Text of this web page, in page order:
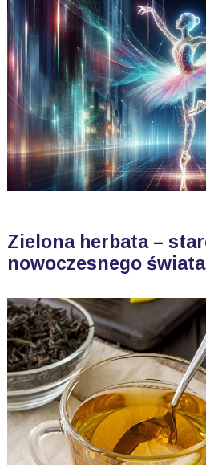
Zielona herbata –
nowoczesnego świata